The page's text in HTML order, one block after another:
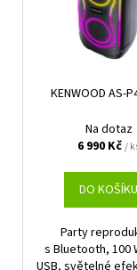
KENWOOD AS-
Na dotaz
6 990 Kč/
DO KOŠÍKU
Party
s Bluetooth, 100
USB, světelné